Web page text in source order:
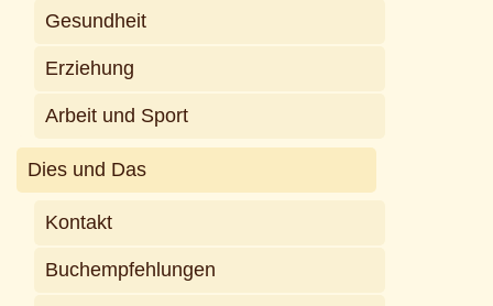
Gesundheit
Erziehung
Arbeit und Sport
Dies und Das
Kontakt
Buchempfehlungen